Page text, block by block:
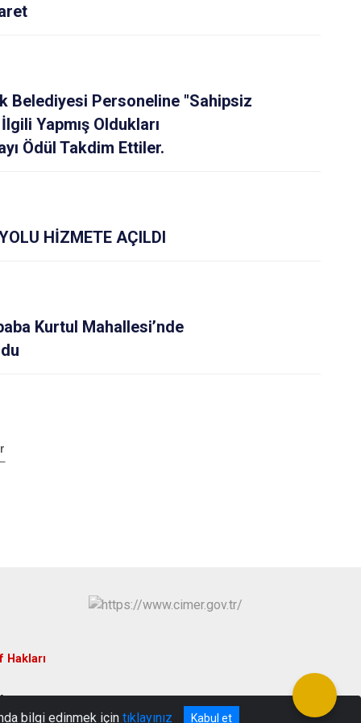
Belediyesi Personeline "Sahipsiz
Yapmış Oldukları
Ödül Takdim Ettiler.
HİZMETE AÇILDI
Kurtul Mahallesi’nde
Hakları
bilgi edinmek için tıklayınız Kabul et